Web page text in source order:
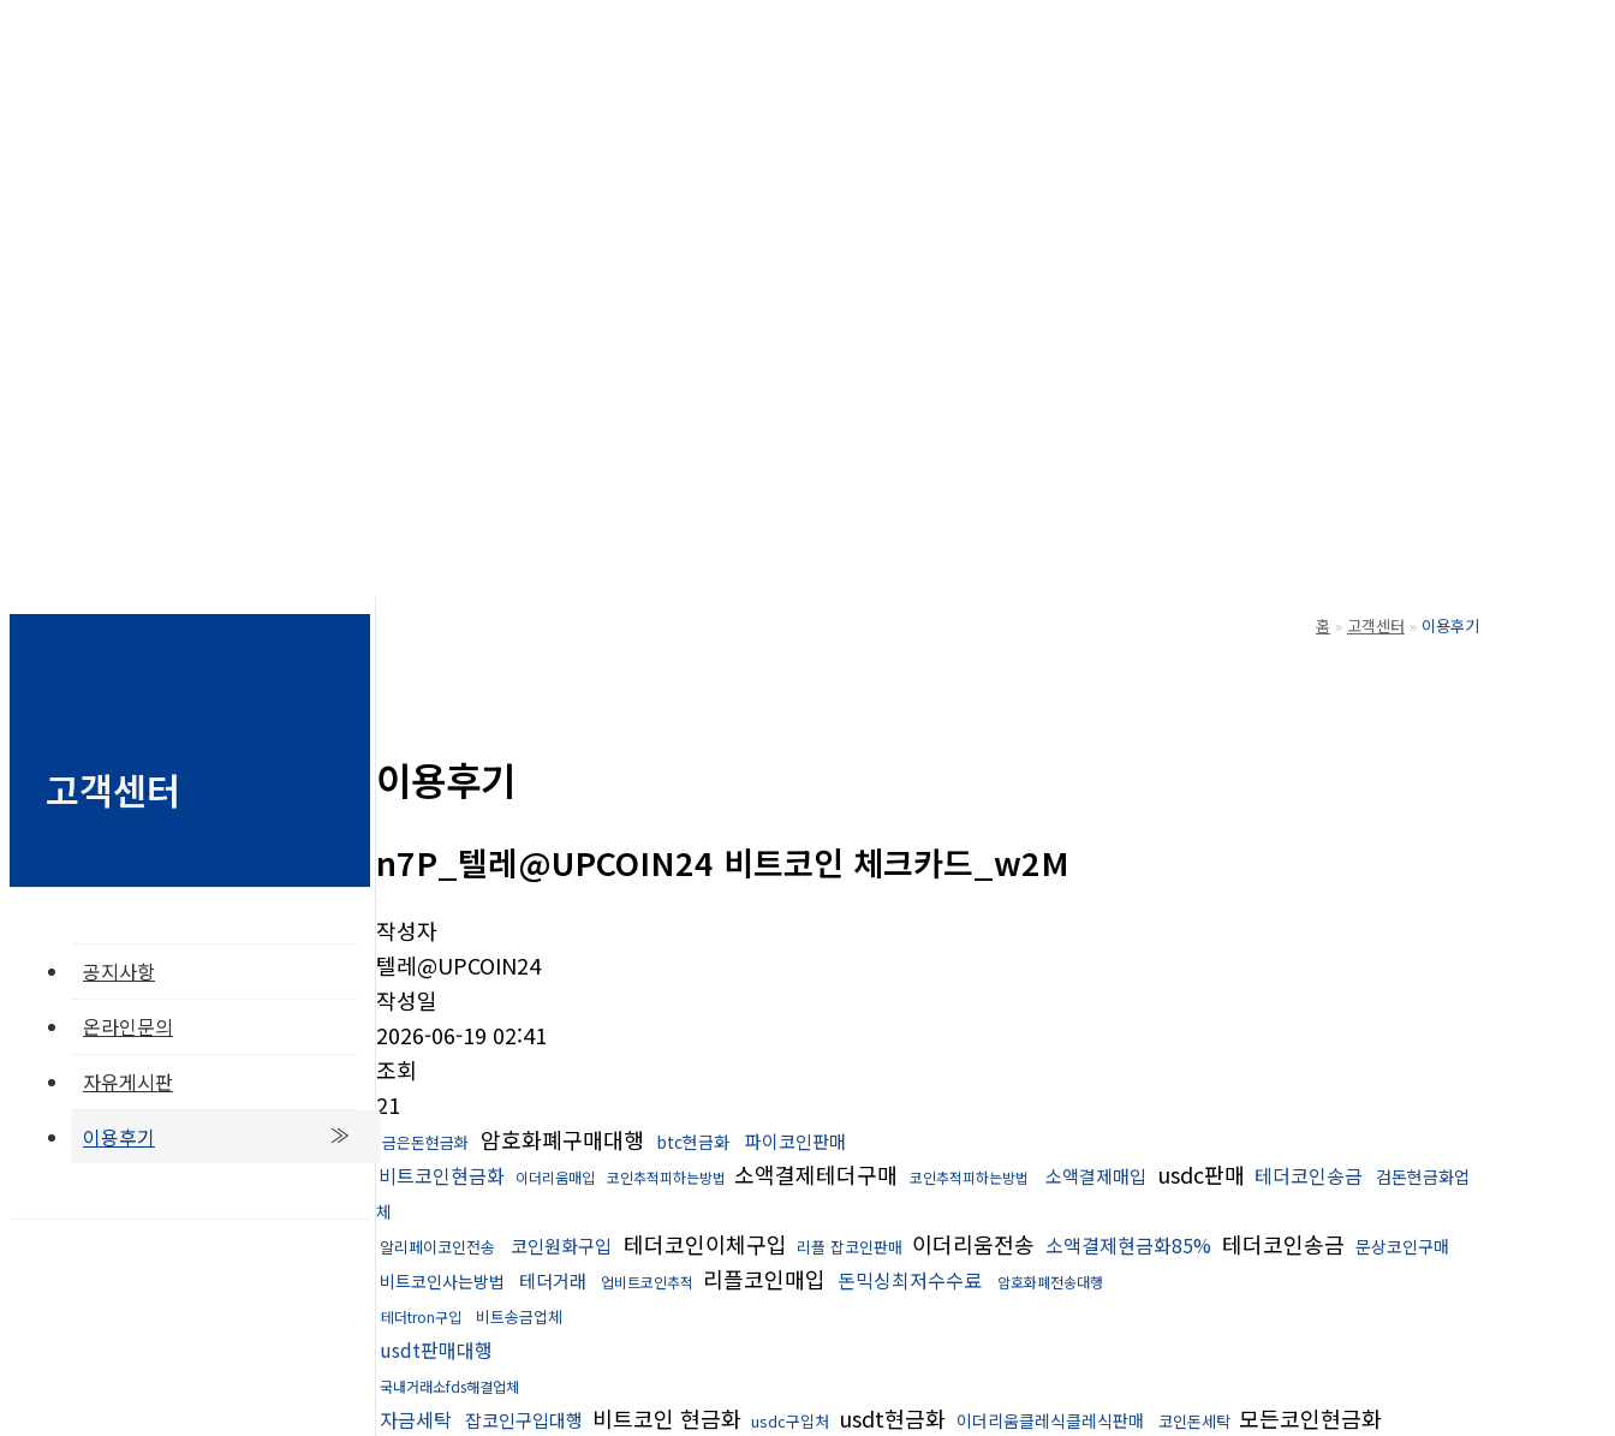
고객센터
공지사항
온라인문의
자유게시판
이용후기
홈 고객센터 이용후기
이용후기
n7P_텔레@UPCOIN24 비트코인 체크카드_w2M
작성자
텔레@UPCOIN24
작성일
2026-06-19 02:41
조회
21
금은돈현금화 암호화폐구매대행 btc현금화 파이코인판매
비트코인현금화 이더리움매입 코인추적피하는방법 소액결제테더구매 코인추적피하는방법 소액결제매입 usdc판매 테더코인송금
검돈현금화업
체
알리페이코인전송 코인원화구입 테더코인이체구입 리플 잡코인판매 이더리움전송 소액결제현금화85% 테더코인송금 문상코인구매
비트코인사는방법
테더거래 업비트코인추적 리플코인매입 돈믹싱최저수수료
암호화폐전송대행
테더tron구입
비트송금업체
usdt판매대행
국내거래소fds해결업체
자금세탁 잡코인구입대행 비트코인 현금화 usdc구입처 usdt현금화 이더리움클레식클레식판매 코인돈세탁 모든코인현금화